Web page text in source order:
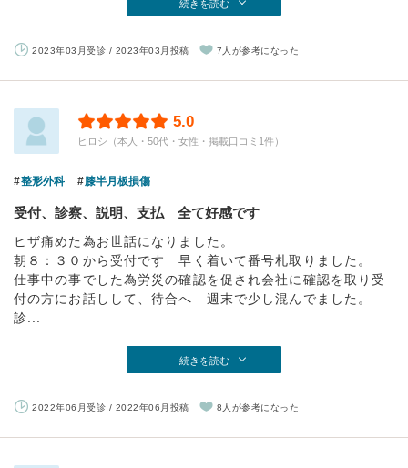
続きを読む
2023年03月受診 / 2023年03月投稿 7人が参考になった
5.0
ヒロシ（本人・50代・女性・掲載口コミ1件）
整形外科 膝半月板損傷
受付、診察、説明、支払 全て好感です
ヒザ痛めた為お世話になりました。
朝８：３０から受付です 早く着いて番号札取りました。
仕事中の事でした為労災の確認を促され会社に確認を取り受
付の方にお話しして、待合へ 週末で少し混んでました。
診...
続きを読む
2022年06月受診 / 2022年06月投稿 8人が参考になった